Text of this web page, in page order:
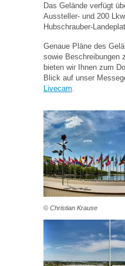
Das Gelände verfügt
Aussteller- und 200
Hubschrauber-
Genaue Pläne des
sowie Beschreibungen
bieten wir Ihnen zum
Blick auf unser
Livecam.
© Christian Krause